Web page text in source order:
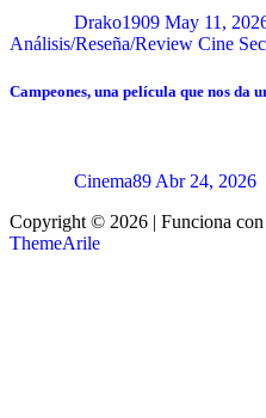
Drako1909 May 11,
Análisis/Reseña/Review Cine
Campeones, una película que nos da
Cinema89 Abr 24, 2026
Copyright © 2026 | Funciona con
ThemeArile